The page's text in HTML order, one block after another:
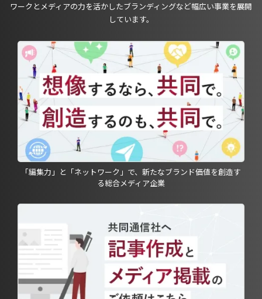
ワークとメディアの力を活かしたブランディングなど幅広い事業を展開
しています。
「編集力」と「ネットワーク」で、新たなブランド価値を創造す
る総合メディア企業